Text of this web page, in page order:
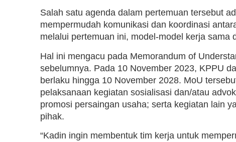
Salah satu agenda dalam pertemuan tersebut
mempermudah komunikasi dan koordinasi
melalui pertemuan ini, model-model kerja sama
Hal ini mengacu pada Memorandum of
sebelumnya. Pada 10 November 2023, KPPU
berlaku hingga 10 November 2028. MoU
pelaksanaan kegiatan sosialisasi dan/atau
promosi persaingan usaha; serta kegiatan lain
pihak.
“Kadin ingin membentuk tim kerja untuk